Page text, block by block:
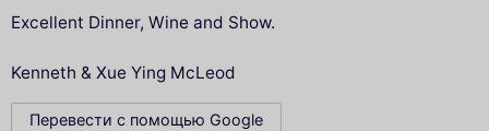
Excellent Dinner, Wine and Show.
Kenneth & Xue Ying McLeod
Перевести с помощью Google